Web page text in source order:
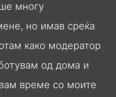
многу
но имав среќа
како модератор
од дома и
време со моите